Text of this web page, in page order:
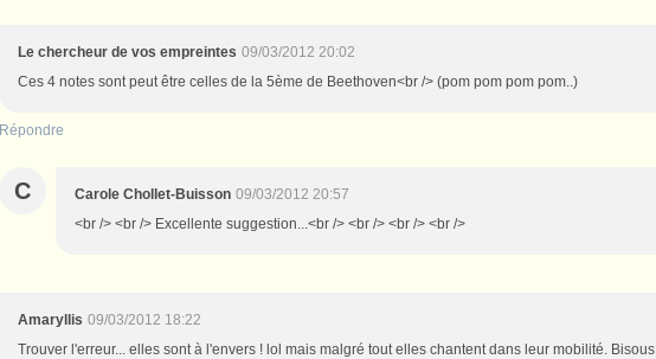
Le chercheur de vos empreintes 09/03/2012 20:02
Ces 4 notes sont peut être celles de la 5ème de Beethoven<br /> (pom pom pom pom..)
Répondre
C Carole Chollet-Buisson 09/03/2012 20:57
<br /> <br /> Excellente suggestion...<br /> <br /> <br /> <br />
Amaryllis 09/03/2012 18:22
Trouver l'erreur... elles sont à l'envers ! lol mais malgré tout elles chantent dans leur mobilité. Bisous